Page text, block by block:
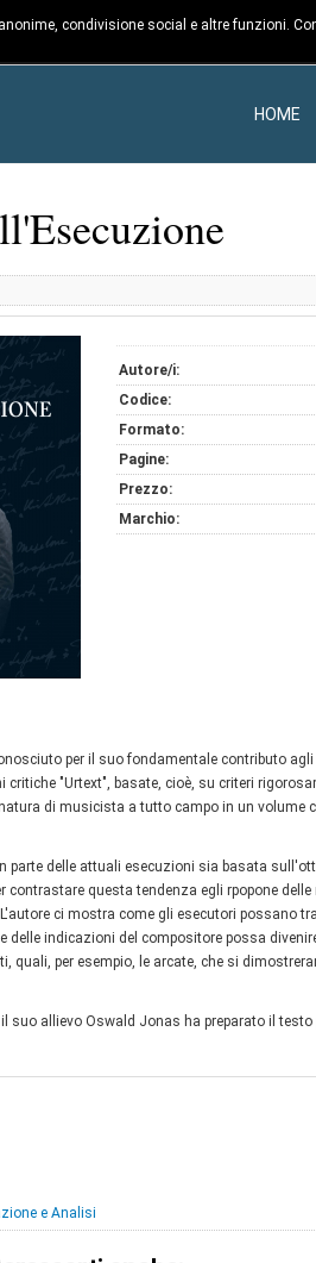
HOME
Autore/i:
Codice:
Formato:
Pagine:
Prezzo:
Marchio:
per il suo fondamentale contributo
critiche "Urtext", basate, cioè, su criteri
di musicista a tutto campo in un volume
parte delle attuali esecuzioni sia basata
contrastare questa tendenza egli rpopone
ci mostra come gli esecutori possano
delle indicazioni del compositore possa
quali, per esempio, le arcate, che si
il suo allievo Oswald Jonas ha preparato il
e Analisi
condivisione social e altre funzioni.